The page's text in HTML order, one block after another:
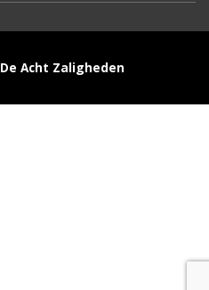
De Acht Zaligheden